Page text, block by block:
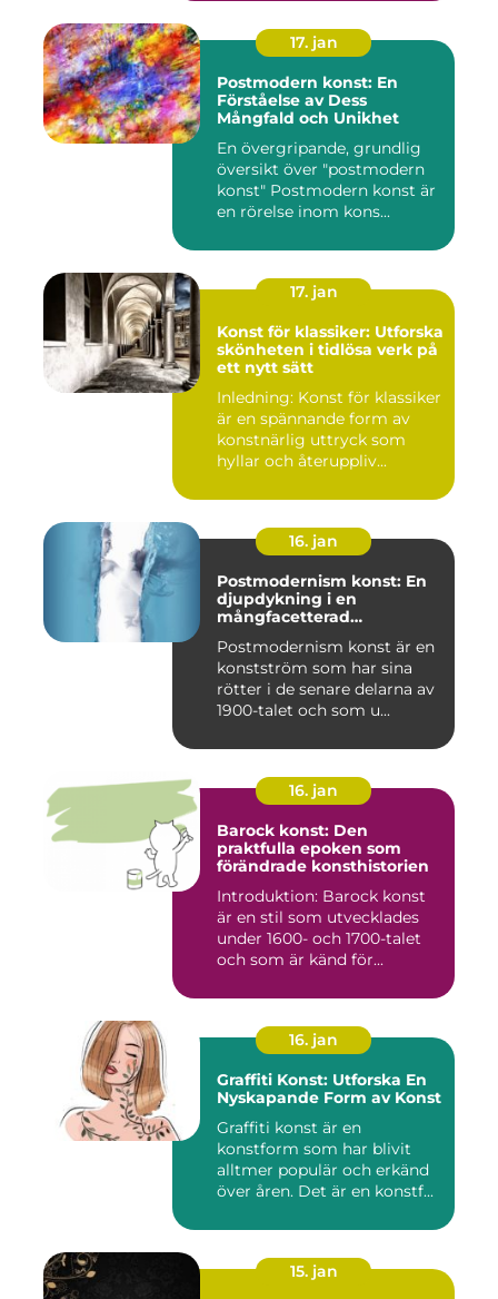
17. jan
Postmodern konst: En
Förståelse av Dess
Mångfald och Unikhet
En övergripande, grundlig
översikt över "postmodern
konst" Postmodern konst är
en rörelse inom kons...
17. jan
Konst för klassiker: Utforska
skönheten i tidlösa verk på
ett nytt sätt
Inledning: Konst för klassiker
är en spännande form av
konstnärlig uttryck som
hyllar och återuppliv...
16. jan
Postmodernism konst: En
djupdykning i en
mångfacetterad
Postmodernism konst är en
konstström som har sina
rötter i de senare delarna av
1900-talet och som u...
16. jan
Barock konst: Den
praktfulla epoken som
förändrade konsthistorien
Introduktion: Barock konst
är en stil som utvecklades
under 1600- och 1700-talet
och som är känd för...
16. jan
Graffiti Konst: Utforska En
Nyskapande Form av Konst
Graffiti konst är en
konstform som har blivit
alltmer populär och erkänd
över åren. Det är en konstf...
15. jan